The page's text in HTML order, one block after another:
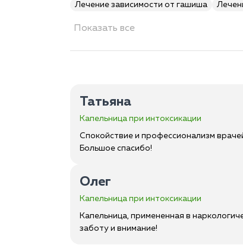
Лечение зависимости от гашиша
Показать все
Татьяна
Капельница при интоксикации
Спокойствие и профессионализм
Большое спасибо!
Олег
Капельница при интоксикации
Капельница, примененная в
заботу и внимание!